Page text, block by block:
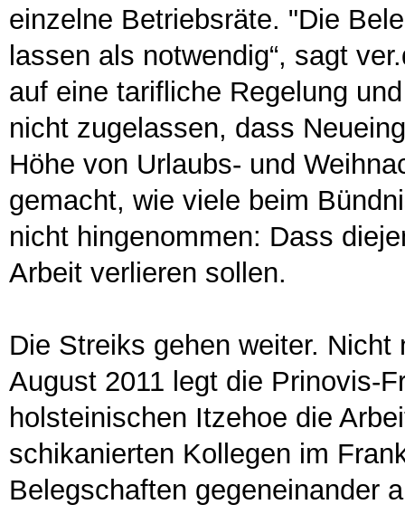
einzelne Betriebsräte. "Die
lassen als notwendig“, sagt
auf eine tarifliche Regelung
nicht zugelassen, dass
Höhe von Urlaubs- und
gemacht, wie viele beim
nicht hingenommen: Dass
Arbeit verlieren sollen.
Die Streiks gehen weiter.
August 2011 legt die Prinovis-
holsteinischen Itzehoe die
schikanierten Kollegen im
Belegschaften gegeneinander